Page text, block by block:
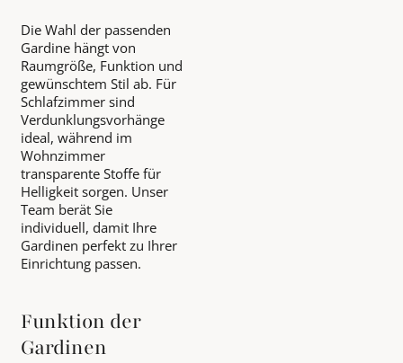
Die Wahl der passenden
Gardine hängt von
Raumgröße, Funktion und
gewünschtem Stil ab. Für
Schlafzimmer sind
Verdunklungsvorhänge
ideal, während im
Wohnzimmer
transparente Stoffe für
Helligkeit sorgen. Unser
Team berät Sie
individuell, damit Ihre
Gardinen perfekt zu Ihrer
Einrichtung passen.
Funktion der
Gardinen